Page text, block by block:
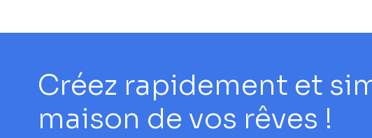
Créez rapidement et
maison de vos rêves !